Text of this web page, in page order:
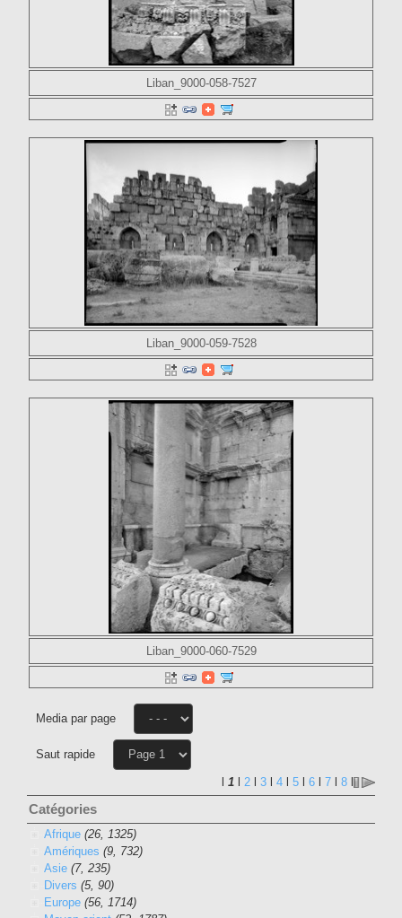
Liban_9000-058-7527
Liban_9000-059-7528
Liban_9000-060-7529
Media par page
Saut rapide
l 1 l 2 l 3 l 4 l 5 l 6 l 7 l 8 l
Catégories
Afrique (26, 1325)
Amériques (9, 732)
Asie (7, 235)
Divers (5, 90)
Europe (56, 1714)